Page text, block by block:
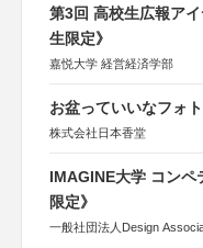
第3回 高校生広報ア
生限定》
嘉悦大学 経営経済学部
お盆っていいなフォ
株式会社日本香堂
IMAGINE大学 コンペ
限定》
一般社団法人Design